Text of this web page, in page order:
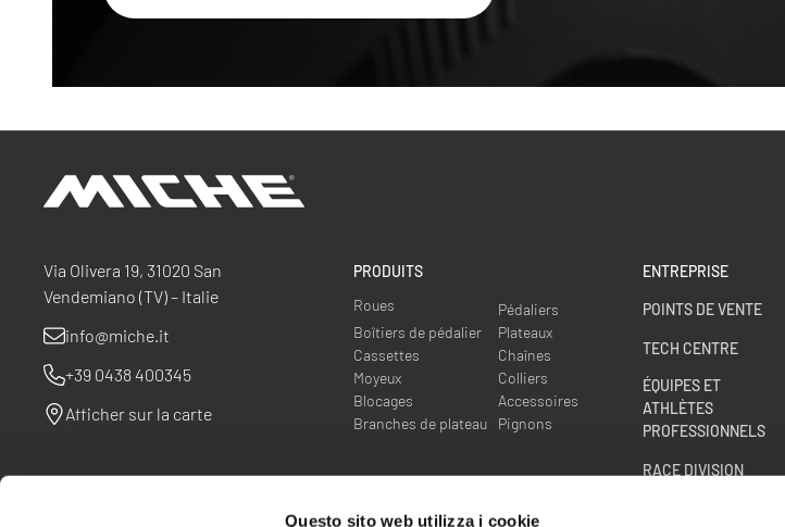
Questo sito web utilizza i cookie
Via Olivera 19, 31020 San
Vendemiano (TV) – Italie
info@miche.it
+39 0438 400345
Afficher sur la carte
PRODUITS
Roues
Pédaliers
Boîtiers de pédalier
Plateaux
Cassettes
Chaînes
Moyeux
Colliers
Blocages
Accessoires
Branches de plateau
Pignons
ENTREPRISE
POINTS DE VENTE
TECH CENTRE
ÉQUIPES ET
ATHLÈTES
PROFESSIONNELS
RACE DIVISION